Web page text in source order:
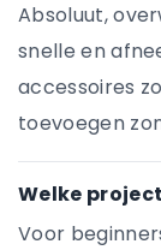
Absoluut,
snelle en
accessoires
toevoegen
Welke
Voor